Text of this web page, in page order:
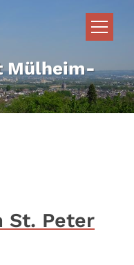
Mülheim-
St. Peter